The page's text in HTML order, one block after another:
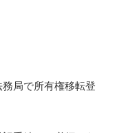
局で所有権移転登